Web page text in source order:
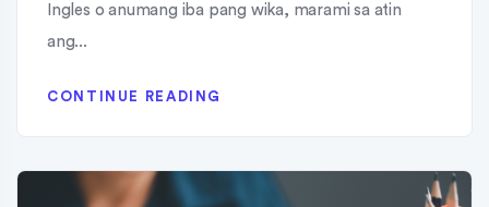
Ingles o anumang iba pang wika, marami sa atin
ang...
CONTINUE READING